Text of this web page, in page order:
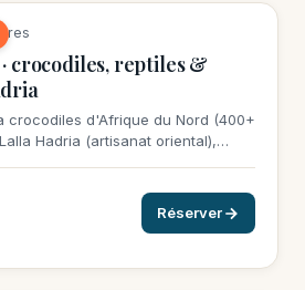
crocodiles, reptiles &
crocodiles d'Afrique du Nord (400+
Hadria (artisanat oriental),
Réserver